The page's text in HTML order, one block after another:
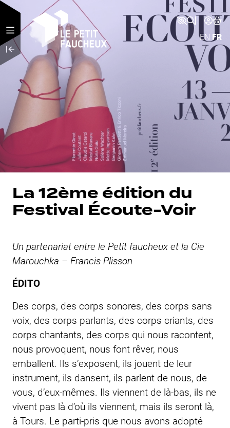
Aller au contenu principal
EN FR
La 12ème édition du
Festival Écoute-Voir
Un partenariat entre le Petit faucheux et la Cie
Marouchka – Francis Plisson
ÉDITO
Des corps, des corps sonores, des corps sans
voix, des corps parlants, des corps criants, des
corps chantants, des corps qui nous racontent,
nous provoquent, nous font rêver, nous
emballent. Ils s’exposent, ils jouent de leur
instrument, ils dansent, ils parlent de nous, de
vous, d’eux-mêmes. Ils viennent de là-bas, ils ne
vivent pas là d’où ils viennent, mais ils seront là,
à Tours. Le parti-pris que nous avons adopté